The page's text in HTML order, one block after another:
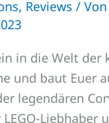
, Reviews / Von
in die Welt der
und baut Euer
legendären
Liebhaber